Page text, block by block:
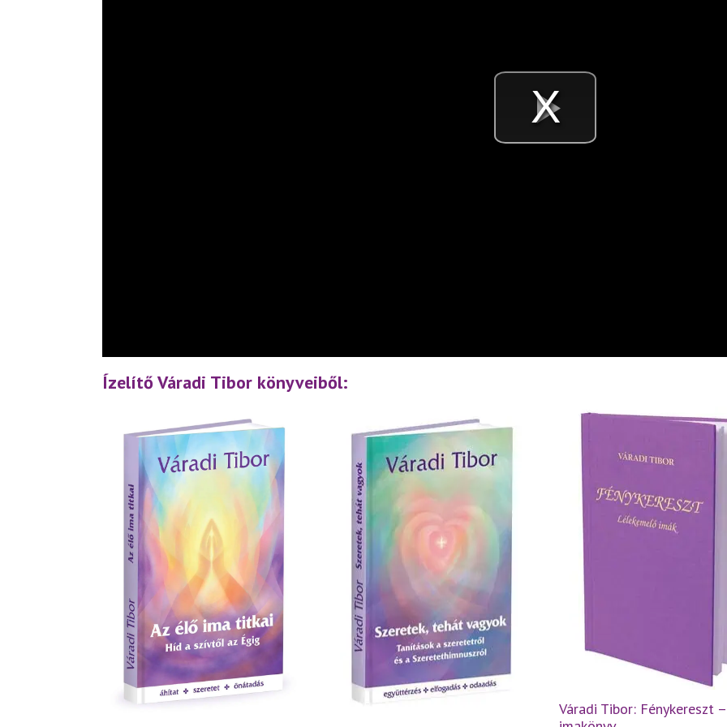
Videó
Ízelítő Váradi Tibor könyveiből:
Váradi Tibor: Fénykereszt –